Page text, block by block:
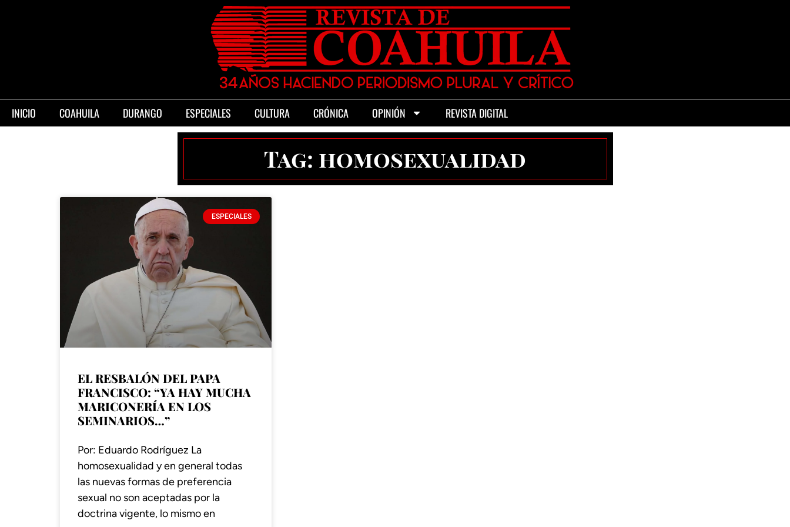
INICIO COAHUILA DURANGO ESPECIALES CULTURA CRÓNICA OPINIÓN REVISTA DIGITAL
Tag: homosexualidad
ESPECIALES
EL RESBALÓN DEL PAPA
FRANCISCO: “YA HAY MUCHA
MARICONERÍA EN LOS
SEMINARIOS…”
Por: Eduardo Rodríguez La
homosexualidad y en general todas
las nuevas formas de preferencia
sexual no son aceptadas por la
doctrina vigente, lo mismo en